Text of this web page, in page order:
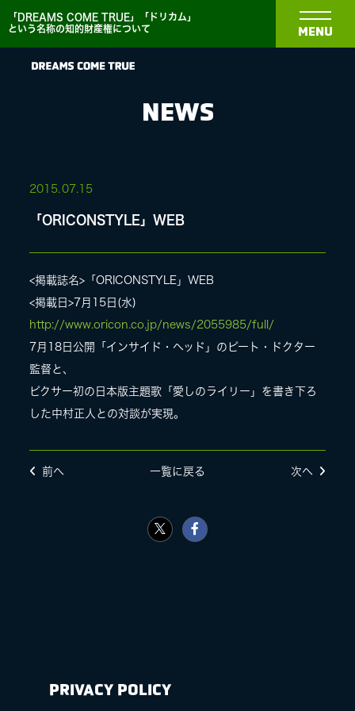
「DREAMS COME TRUE」「ドリカム」
という名称の知的財産権について
MENU
BIOGRAPHY
DISCOGRAPHY
MEDIA
LIVE
SPECIAL SITE
NEWS
2015. 07.15
「ORICONSTYLE」WEB
<掲載誌名>「ORICONSTYLE」WEB
<掲載日>7月15日(水)
http://www.oricon.co.jp/news/2055985/full/
7月18日公開「インサイド・ヘッド」のピート・ドクター
監督と、
ピクサー初の日本版主題歌「愛しのライリー」を書き下ろ
した中村正人との対談が実現。
前へ 一覧に戻る 次へ
PRIVACY POLICY